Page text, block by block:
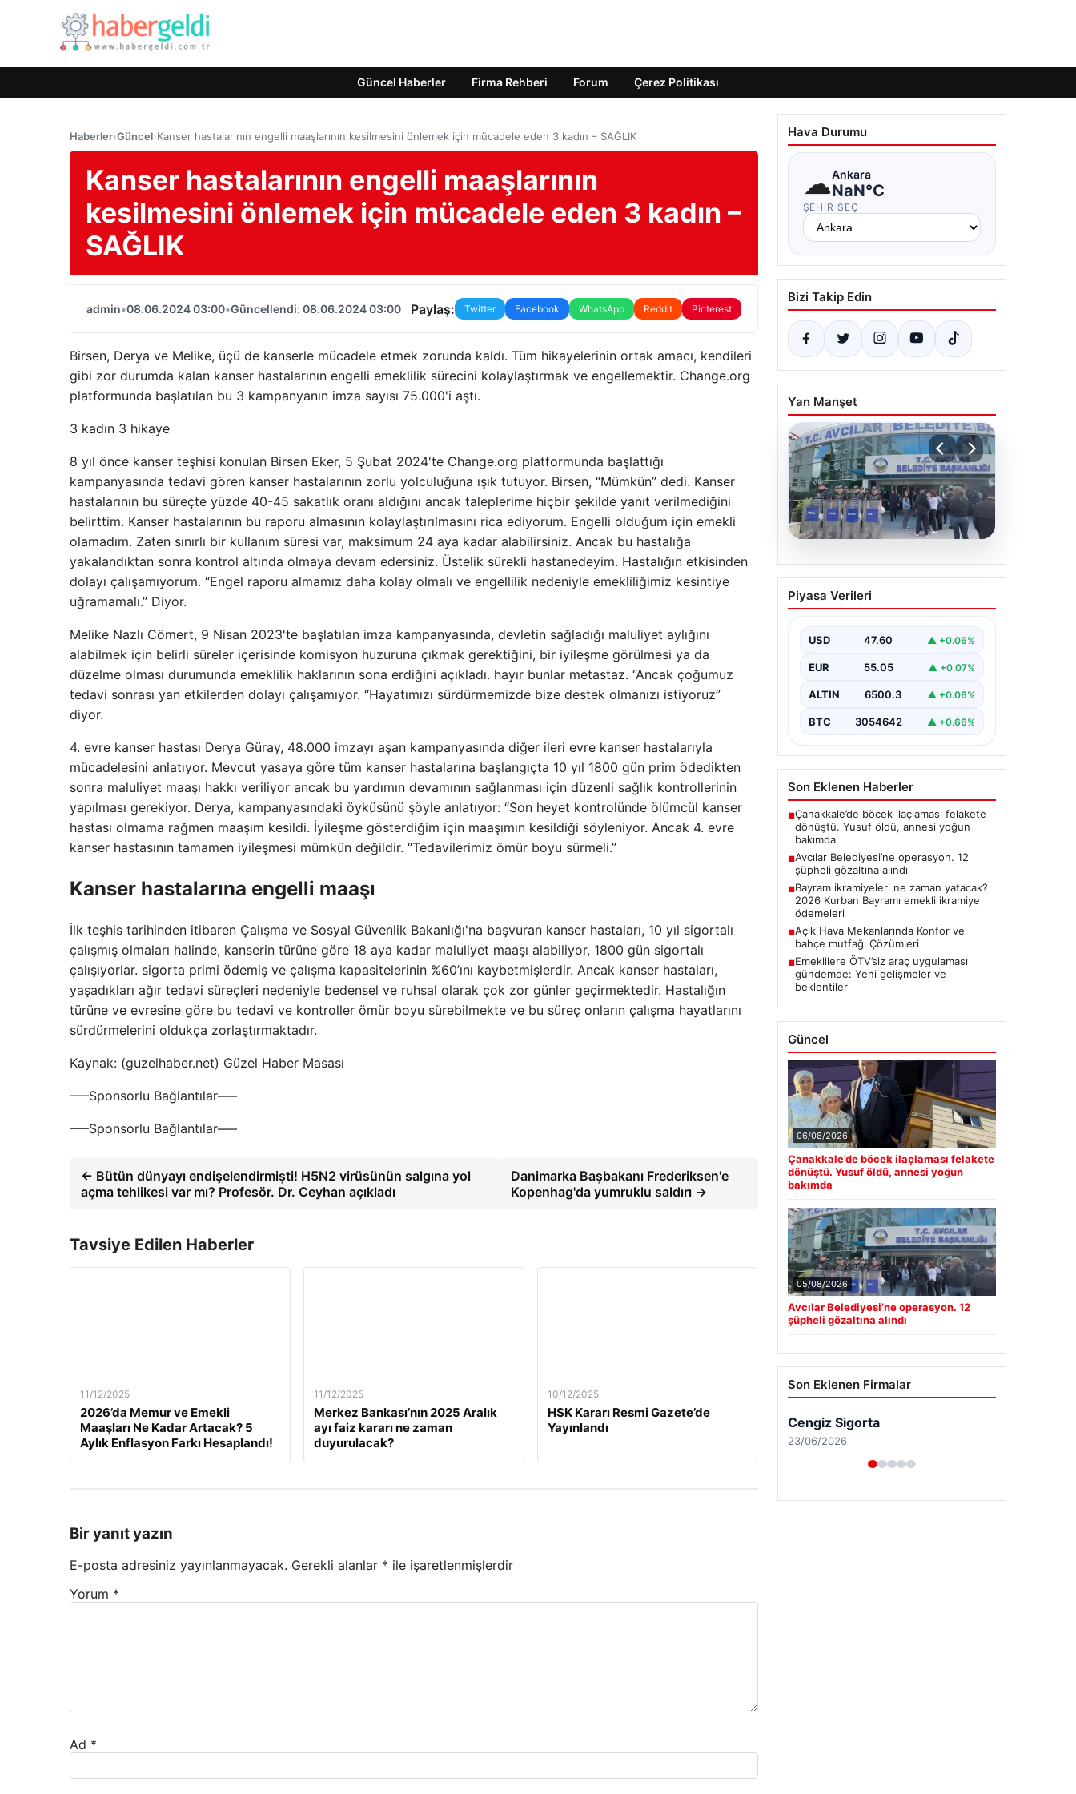
Güncel Haberler Firma Rehberi Forum Çerez Politikası
Haberler›Güncel›Kanser hastalarının engelli maaşlarının kesilmesini önlemek için mücadele eden 3 kadın – SAĞLIK
Kanser hastalarının engelli maaşlarının
kesilmesini önlemek için mücadele eden 3 kadın –
SAĞLIK
admin•08.06.2024 03:00•Güncellendi: 08.06.2024 03:00 Paylaş: Twitter Facebook WhatsApp Reddit Pinterest
Birsen, Derya ve Melike, üçü de kanserle mücadele etmek zorunda kaldı. Tüm hikayelerinin ortak amacı, kendileri
gibi zor durumda kalan kanser hastalarının engelli emeklilik sürecini kolaylaştırmak ve engellemektir. Change.org
platformunda başlatılan bu 3 kampanyanın imza sayısı 75.000'i aştı.
3 kadın 3 hikaye
8 yıl önce kanser teşhisi konulan Birsen Eker, 5 Şubat 2024'te Change.org platformunda başlattığı
kampanyasında tedavi gören kanser hastalarının zorlu yolculuğuna ışık tutuyor. Birsen, “Mümkün” dedi. Kanser
hastalarının bu süreçte yüzde 40-45 sakatlık oranı aldığını ancak taleplerime hiçbir şekilde yanıt verilmediğini
belirttim. Kanser hastalarının bu raporu almasının kolaylaştırılmasını rica ediyorum. Engelli olduğum için emekli
olamadım. Zaten sınırlı bir kullanım süresi var, maksimum 24 aya kadar alabilirsiniz. Ancak bu hastalığa
yakalandıktan sonra kontrol altında olmaya devam edersiniz. Üstelik sürekli hastanedeyim. Hastalığın etkisinden
dolayı çalışamıyorum. “Engel raporu almamız daha kolay olmalı ve engellilik nedeniyle emekliliğimiz kesintiye
uğramamalı.” Diyor.
Melike Nazlı Cömert, 9 Nisan 2023'te başlatılan imza kampanyasında, devletin sağladığı maluliyet aylığını
alabilmek için belirli süreler içerisinde komisyon huzuruna çıkmak gerektiğini, bir iyileşme görülmesi ya da
düzelme olması durumunda emeklilik haklarının sona erdiğini açıkladı. hayır bunlar metastaz. “Ancak çoğumuz
tedavi sonrası yan etkilerden dolayı çalışamıyor. “Hayatımızı sürdürmemizde bize destek olmanızı istiyoruz”
diyor.
4. evre kanser hastası Derya Güray, 48.000 imzayı aşan kampanyasında diğer ileri evre kanser hastalarıyla
mücadelesini anlatıyor. Mevcut yasaya göre tüm kanser hastalarına başlangıçta 10 yıl 1800 gün prim ödedikten
sonra maluliyet maaşı hakkı veriliyor ancak bu yardımın devamının sağlanması için düzenli sağlık kontrollerinin
yapılması gerekiyor. Derya, kampanyasındaki öyküsünü şöyle anlatıyor: “Son heyet kontrolünde ölümcül kanser
hastası olmama rağmen maaşım kesildi. İyileşme gösterdiğim için maaşımın kesildiği söyleniyor. Ancak 4. evre
kanser hastasının tamamen iyileşmesi mümkün değildir. “Tedavilerimiz ömür boyu sürmeli.”
Kanser hastalarına engelli maaşı
İlk teşhis tarihinden itibaren Çalışma ve Sosyal Güvenlik Bakanlığı'na başvuran kanser hastaları, 10 yıl sigortalı
çalışmış olmaları halinde, kanserin türüne göre 18 aya kadar maluliyet maaşı alabiliyor, 1800 gün sigortalı
çalışıyorlar. sigorta primi ödemiş ve çalışma kapasitelerinin %60’ını kaybetmişlerdir. Ancak kanser hastaları,
yaşadıkları ağır tedavi süreçleri nedeniyle bedensel ve ruhsal olarak çok zor günler geçirmektedir. Hastalığın
türüne ve evresine göre bu tedavi ve kontroller ömür boyu sürebilmekte ve bu süreç onların çalışma hayatlarını
sürdürmelerini oldukça zorlaştırmaktadır.
Kaynak: (guzelhaber.net) Güzel Haber Masası
—–Sponsorlu Bağlantılar—–
—–Sponsorlu Bağlantılar—–
← Bütün dünyayı endişelendirmişti! H5N2 virüsünün salgına yol
açma tehlikesi var mı? Profesör. Dr. Ceyhan açıkladı
Danimarka Başbakanı Frederiksen'e
Kopenhag'da yumruklu saldırı →
Tavsiye Edilen Haberler
11/12/2025
2026’da Memur ve Emekli
Maaşları Ne Kadar Artacak? 5
Aylık Enflasyon Farkı Hesaplandı!
11/12/2025
Merkez Bankası’nın 2025 Aralık
ayı faiz kararı ne zaman
duyurulacak?
10/12/2025
HSK Kararı Resmi Gazete’de
Yayınlandı
Bir yanıt yazın
E-posta adresiniz yayınlanmayacak. Gerekli alanlar * ile işaretlenmişlerdir
Yorum *
Ad *
Hava Durumu
☁Ankara
NaN°C
ŞEHIR SEÇ
Bizi Takip Edin
Yan Manşet
05.08.2026
Avcılar Belediyesi’ne
operasyon. 12 şüpheli
Piyasa Verileri
USD 47.60 ▲ +0.06%
EUR 55.05 ▲ +0.07%
ALTIN 6500.3 ▲ +0.06%
BTC 3054642 ▲ +0.66%
Son Eklenen Haberler
■Çanakkale’de böcek ilaçlaması felakete
dönüştü. Yusuf öldü, annesi yoğun
bakımda
■Avcılar Belediyesi’ne operasyon. 12
şüpheli gözaltına alındı
■Bayram ikramiyeleri ne zaman yatacak?
2026 Kurban Bayramı emekli ikramiye
ödemeleri
■Açık Hava Mekanlarında Konfor ve
bahçe mutfağı Çözümleri
■Emeklilere ÖTV’siz araç uygulaması
gündemde: Yeni gelişmeler ve
beklentiler
Güncel
06/08/2026
Çanakkale’de böcek ilaçlaması felakete
dönüştü. Yusuf öldü, annesi yoğun
bakımda
05/08/2026
Avcılar Belediyesi’ne operasyon. 12
şüpheli gözaltına alındı
Son Eklenen Firmalar